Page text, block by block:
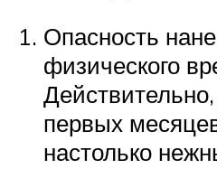
Опасность
физического
первых
настолько